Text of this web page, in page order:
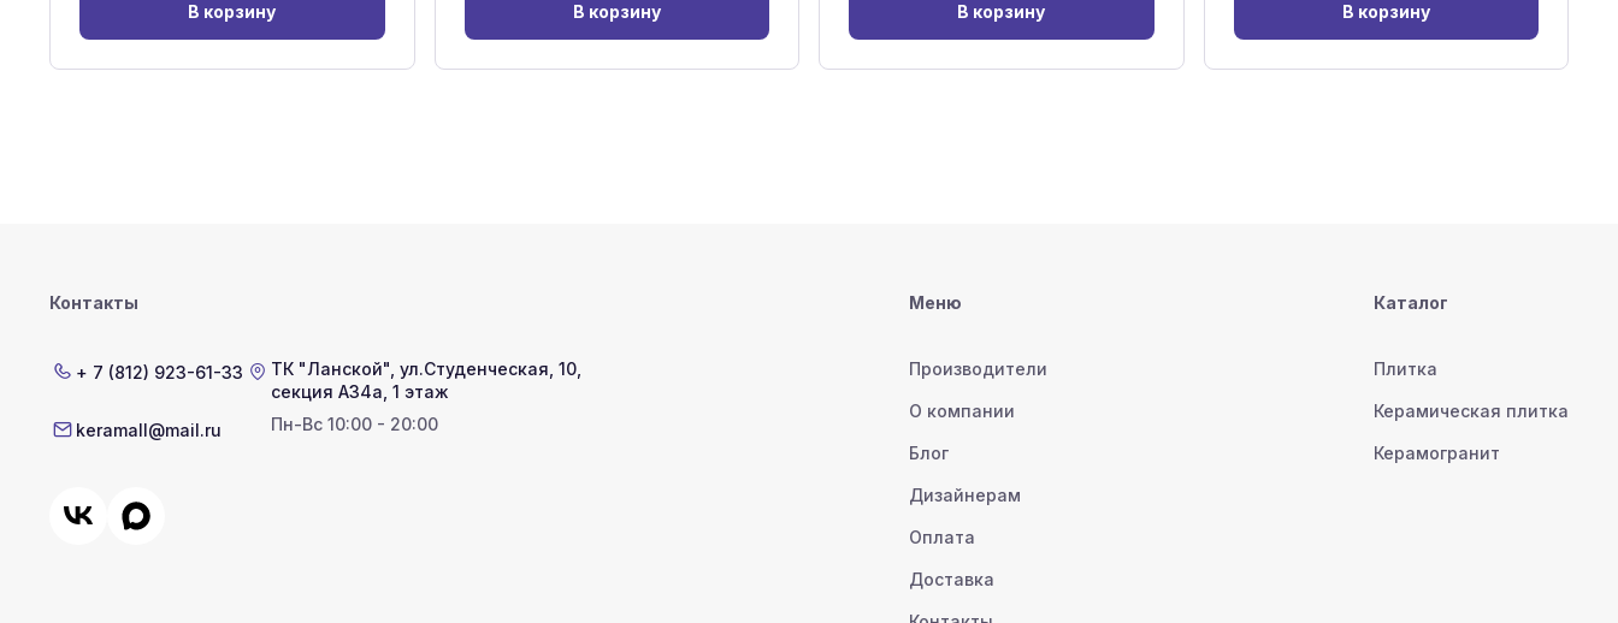
В корзину В корзину В корзину В корзину
Контакты
+ 7 (812) 923-61-33
keramall@mail.ru
ТК "Ланской" ул.Студенческая, 10,
секция А34а, 1 этаж
Пн-Вс 10:00 - 20:00
Меню
Производители
О компании
Блог
Дизайнерам
Оплата
Доставка
Каталог
Плитка
Керамическая плитка
Керамогранит